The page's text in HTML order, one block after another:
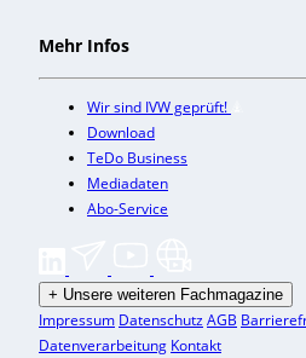
Mehr Infos
Wir sind IVW geprüft!
Download
TeDo Business
Mediadaten
Abo-Service
+ Unsere weiteren Fachmagazine
Impressum DatenschutzAGB
Datenverarbeitung Kontakt